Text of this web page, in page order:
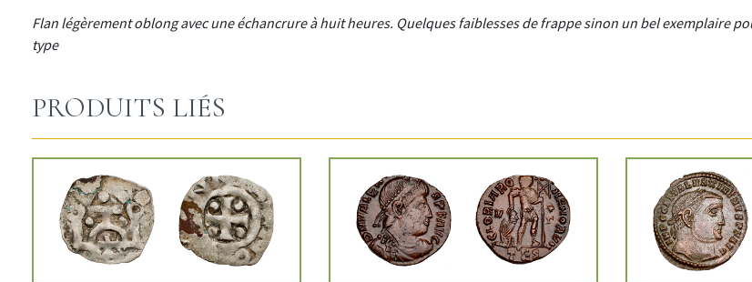
Flan légèrement oblong avec une échancrure à huit heures. Quelques faiblesses de frappe sinon un bel exemplaire
type
PRODUITS LIÉS